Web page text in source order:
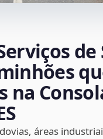
na
áreas